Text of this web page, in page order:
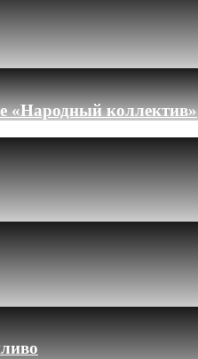
«Народный коллектив»